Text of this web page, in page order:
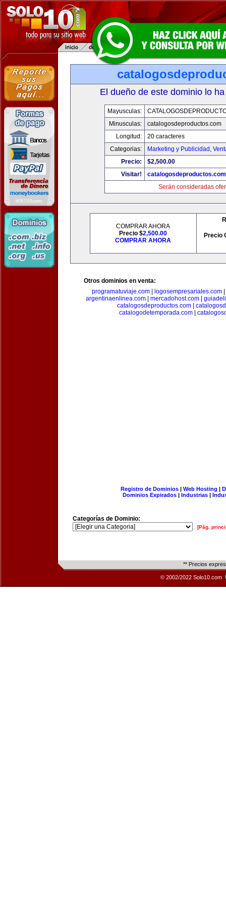
El dueño de este dominio lo
Mayusculas:
Minusculas:
catalogosdeproductos.com
Longitud:
20 caracteres
Categorias:
Marketing y Publicidad ,
Precio:
$2,500.00
Visitar!
catalogosdeproductos.com
Serán consideradas
COMPRAR AHORA
Precio $2,500.00
COMPRAR AHORA
Precio
Otros dominios en venta:
programatuviaje.com| logosempresariales.com|
argentinaenlinea.com| mercadohost.com|
catalogosdeproductos.com
catalogodetemporada.com
Registro de Dominios| Web Hosting |
Dominios Expirados | Industrias |
Categorías de Dominio:
[Pág.
** Precios
© 2002/2022 Solo10.com